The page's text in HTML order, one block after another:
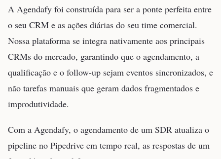
A Agendafy foi construída para ser a ponte perfeita entre
o seu CRM e as ações diárias do seu time comercial.
Nossa plataforma se integra nativamente aos principais
CRMs do mercado, garantindo que o agendamento, a
qualificação e o follow-up sejam eventos sincronizados, e
não tarefas manuais que geram dados fragmentados e
improdutividade.
Com a Agendafy, o agendamento de um SDR atualiza o
pipeline no Pipedrive em tempo real, as respostas de um